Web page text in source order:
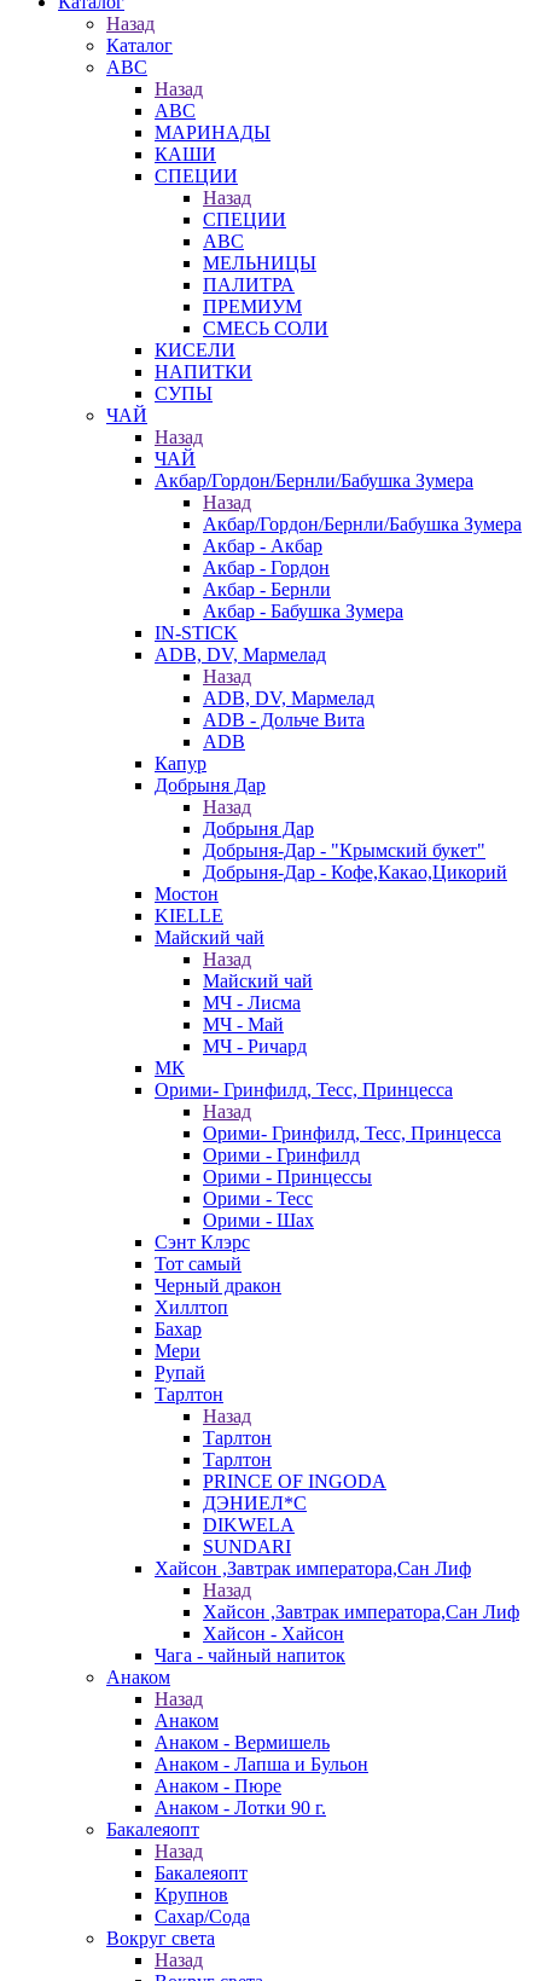
Назад
Каталог
АВС
Назад
АВС
МАРИНАДЫ
КАШИ
СПЕЦИИ
Назад
СПЕЦИИ
АВС
МЕЛЬНИЦЫ
ПАЛИТРА
ПРЕМИУМ
СМЕСЬ СОЛИ
КИСЕЛИ
НАПИТКИ
СУПЫ
ЧАЙ
Назад
ЧАЙ
Акбар/Гордон/Бернли/Бабушка Зумера
Назад
Акбар/Гордон/Бернли/Бабушка Зумера
Акбар - Акбар
Акбар - Гордон
Акбар - Бернли
Акбар - Бабушка Зумера
IN-STICK
ADB, DV, Мармелад
Назад
ADB, DV, Мармелад
ADB - Дольче Вита
ADB
Капур
Добрыня Дар
Назад
Добрыня Дар
Добрыня-Дар - "Крымский букет"
Добрыня-Дар - Кофе,Какао,Цикорий
Мостон
KIELLE
Майский чай
Назад
Майский чай
МЧ - Лисма
МЧ - Май
МЧ - Ричард
МК
Орими- Гринфилд, Тесс, Принцесса
Назад
Орими- Гринфилд, Тесс, Принцесса
Орими - Гринфилд
Орими - Принцессы
Орими - Тесс
Орими - Шах
Сэнт Клэрс
Тот самый
Черный дракон
Хиллтоп
Бахар
Мери
Рупай
Тарлтон
Назад
Тарлтон
Тарлтон
PRINCE OF INGODA
ДЭНИЕЛ*С
DIKWELA
SUNDARI
Хайсон ,Завтрак императора,Сан Лиф
Назад
Хайсон ,Завтрак императора,Сан Лиф
Хайсон - Хайсон
Чага - чайный напиток
Анаком
Назад
Анаком
Анаком - Вермишель
Анаком - Лапша и Бульон
Анаком - Пюре
Анаком - Лотки 90 г.
Бакалеяопт
Назад
Бакалеяопт
Крупнов
Сахар/Сода
Вокруг света
Назад